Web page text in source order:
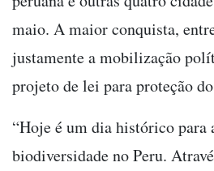
maio. A maior conquista,
justamente a mobilização
projeto de lei para proteção
“Hoje é um dia histórico para
biodiversidade no Peru.